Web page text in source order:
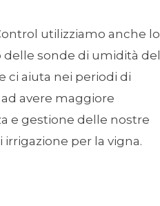
utilizziamo anche lo
sonde di umidità del
ci aiuta nei periodi di
avere maggiore
e gestione delle nostre
irrigazione per la vigna.